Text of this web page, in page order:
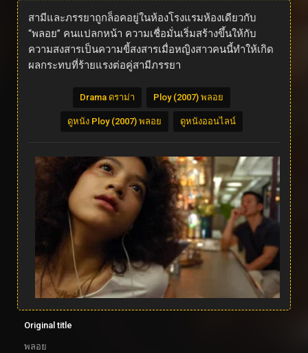
สามีและภรรยาถูกล็อคอยู่ในห้องโรงแรมห้องเดียวกับ
“พลอย” คนแปลกหน้า ความเชื่อมั่นเริ่มสร้างขึ้นให้กับ
ความสงสารเป็นความขี้สงสารเมื่อหญิงสาวคนนี้ทำให้เกิด
ผลกระทบที่ร้ายแรงต่อคู่สามีภรรยา
Drama ดราม่า Ploy (2007) พลอย
ดูหนัง Ploy (2007) พลอย ดูหนังออนไลน์
Original title
พลอย